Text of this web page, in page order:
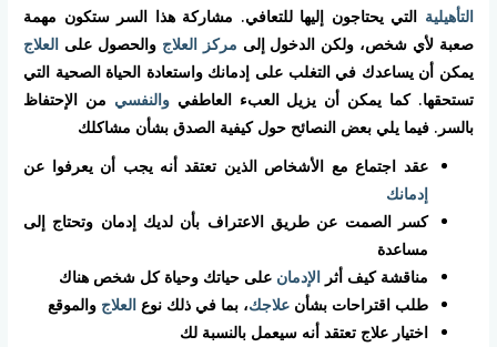
التأهيلية التي يحتاجون إليها للتعافي. مشاركة هذا السر ستكون مهمة
صعبة لأي شخص، ولكن الدخول إلى مركز العلاج والحصول على العلاج
يمكن أن يساعدك في التغلب على إدمانك واستعادة الحياة الصحية التي
تستحقها. كما يمكن أن يزيل العبء العاطفيوالنفسي من الإحتفاظ
بالسر. فيما يلي بعض النصائح حول كيفية الصدق بشأن مشاكلك
عقد اجتماع مع الأشخاص الذين تعتقد أنه يجب أن يعرفوا عن
إدمانك
كسر الصمت عن طريق الاعتراف بأن لديك إدمان وتحتاج إلى
مساعدة
مناقشة كيف أثرالإدمان على حياتك وحياة كل شخص هناك
طلب اقتراحات بشأنعلاجك، بما في ذلك نوعالعلاج والموقع
اختيار علاج تعتقد أنه سيعمل بالنسبة لك